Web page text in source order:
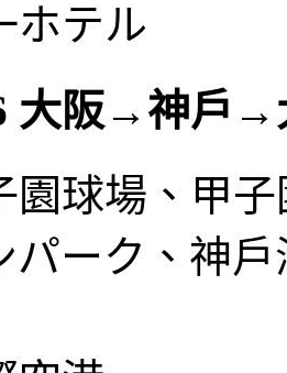
ホテル
大阪→神戶
園球場、甲
パーク、神